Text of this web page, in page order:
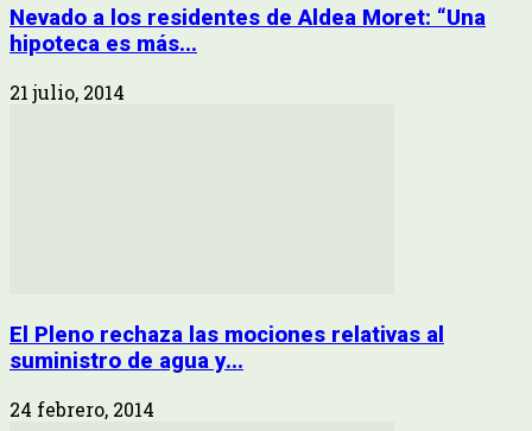
Nevado a los residentes de Aldea Moret: “Una
hipoteca es más...
21 julio, 2014
El Pleno rechaza las mociones relativas al
suministro de agua y...
24 febrero, 2014